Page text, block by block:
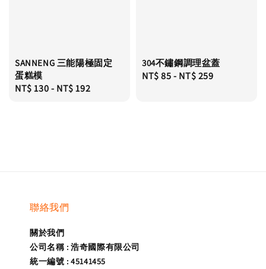
SANNENG 三能陽極固定
蛋糕模
Regular
NT$ 130- NT$ 192
304不鏽鋼調理盆蓋
Regular
NT$ 85- NT$ 259
聯絡我們
關於我們
公司名稱 : 浩奇國際有限公司
統一編號 : 45141455